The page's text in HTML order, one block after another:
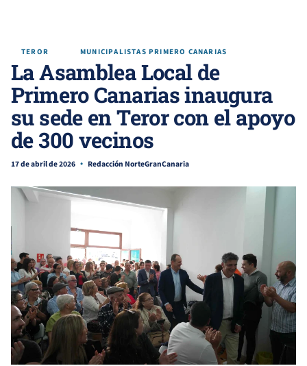
TEROR MUNICIPALISTAS PRIMERO CANARIAS
La Asamblea Local de
Primero Canarias inaugura
su sede en Teror con el apoyo
de 300 vecinos
17 de abril de 2026 Redacción NorteGranCanaria